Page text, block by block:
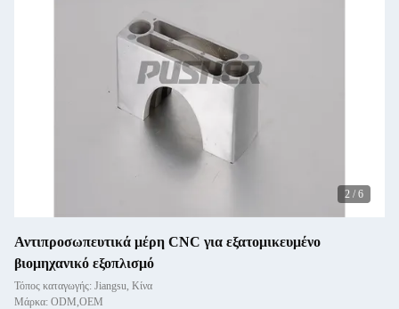
2 / 6
Αντιπροσωπευτικά μέρη CNC για εξατομικευμένο
βιομηχανικό εξοπλισμό
Τόπος καταγωγής: Jiangsu, Κίνα
Μάρκα: ODM,OEM